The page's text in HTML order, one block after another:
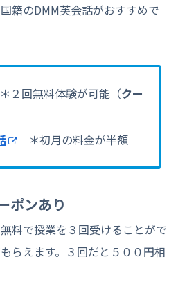
籍のDMM英会話がおすすめで
回無料体験が可能（クー
＊初月の料金が半額
ポンあり
料で授業を３回受けることがで
らえます。３回だと５００円相